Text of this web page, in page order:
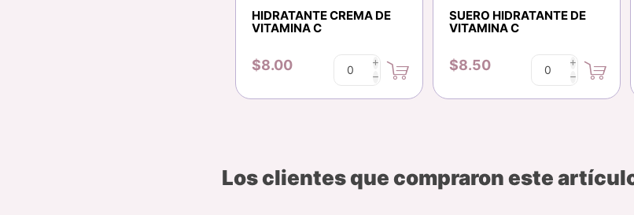
HIDRATANTE CREMA DE
VITAMINA C
$8.00 i
h
SUERO HIDRATANTE DE
VITAMINA C
$8.50 i
h
Los clientes que compraron este